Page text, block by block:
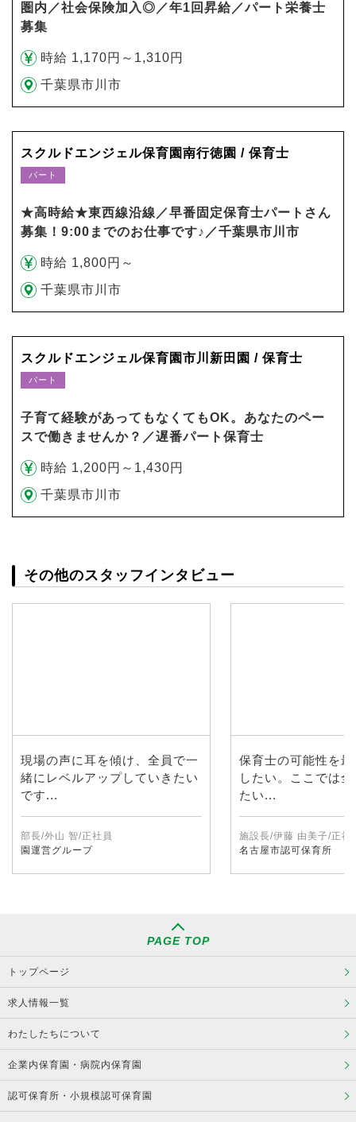
圏内／社会保険加入◎／年1回昇給／パート栄養士
募集
時給 1,170円～1,310円
千葉県市川市
スクルドエンジェル保育園南行徳園 / 保育士
パート
★高時給★東西線沿線／早番固定保育士パートさん
募集！9:00までのお仕事です♪／千葉県市川市
時給 1,800円～
千葉県市川市
スクルドエンジェル保育園市川新田園 / 保育士
パート
子育て経験があってもなくてもOK。あなたのペー
スで働きませんか？／遅番パート保育士
時給 1,200円～1,430円
千葉県市川市
その他のスタッフインタビュー
現場の声に耳を傾け、全員で一
緒にレベルアップしていきたい
です...
部長/外山 智/正社員
園運営グループ
保育士の可能性を
したい。ここでは
たい...
施設長/伊藤 由美子/正社
名古屋市認可保育所
PAGE TOP
トップページ
求人情報一覧
わたしたちについて
企業内保育園・病院内保育園
認可保育所・小規模認可保育園